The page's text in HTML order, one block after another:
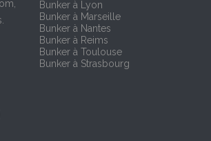
Bunker à Lyon
Bunker à Marseille
Bunker à Nantes
Bunker à Reims
Bunker à Toulouse
Bunker à Strasbourg